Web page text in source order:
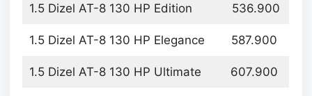
1.5 Dizel AT-8 130 HP Edition 536.900
1.5 Dizel AT-8 130 HP Elegance 587.900
1.5 Dizel AT-8 130 HP Ultimate 607.900